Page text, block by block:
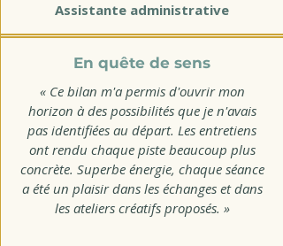
Assistante administrative
En quête de sens
« Ce bilan m'a permis d'ouvrir mon
horizon à des possibilités que je n'avais
pas identifiées au départ. Les entretiens
ont rendu chaque piste beaucoup plus
concrète. Superbe énergie, chaque séance
a été un plaisir dans les échanges et dans
les ateliers créatifs proposés. »